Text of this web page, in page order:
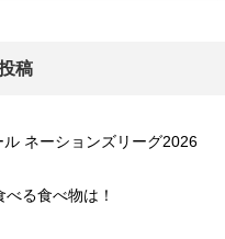
稿
ル ネーションズリーグ2026
る食べ物は！